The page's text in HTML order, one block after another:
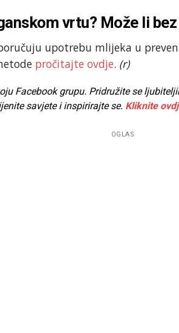
vrtu? Može li
upotrebu mlijeka u
pročitajte ovdje. (r)
Facebook grupu. Pridružite se
savjete i inspirirajte se. Kliknite
OGLAS